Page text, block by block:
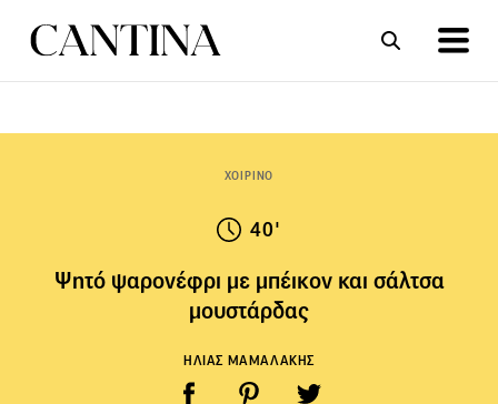
ΧΟΙΡΙΝΟ
40'
Ψητό ψαρονέφρι με μπέικον και σάλτσα
μουστάρδας
ΗΛΙΑΣ ΜΑΜΑΛΑΚΗΣ